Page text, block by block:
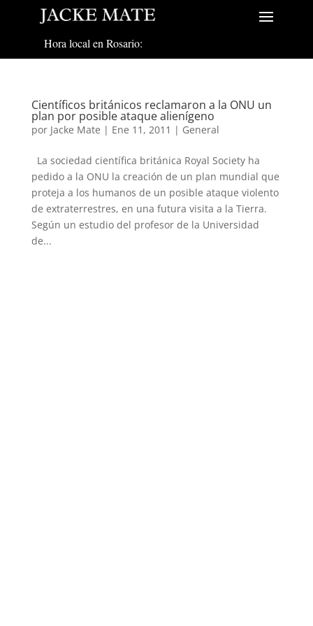
Hora local en Rosario:
Científicos británicos reclamaron a la ONU un
plan por posible ataque alienígeno
por Jacke Mate | Ene 11, 2011 | General
La sociedad científica británica Royal Society ha
pedido a la ONU la creación de un plan mundial que
proteja a los humanos de un posible ataque violento
de extraterrestres, en una futura visita a la Tierra.
Según un estudio del profesor de la Universidad
de...